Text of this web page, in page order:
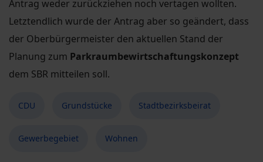
Antrag weder zurückziehen noch vertagen wollten.
Letztendlich wurde der Antrag aber so geändert, dass
der Oberbürgermeister den aktuellen Stand der
Planung zum Parkraumbewirtschaftungskonzept
dem SBR mitteilen soll.
CDU Grundstücke Stadtbezirksbeirat
Gewerbegebiet Wohnen